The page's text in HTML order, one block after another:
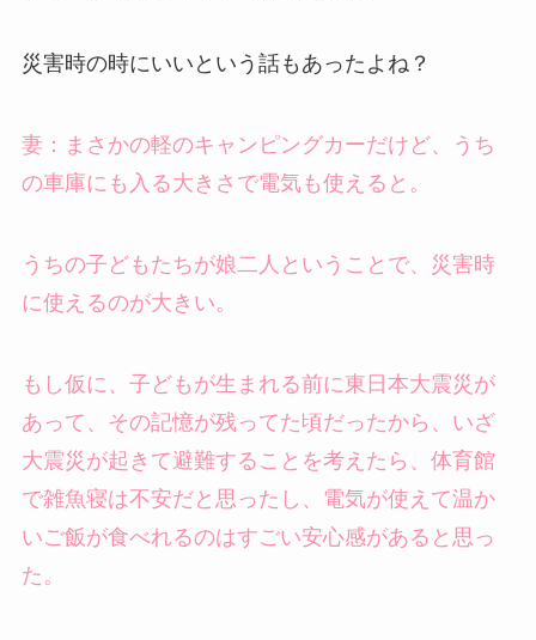
災害時の時にいいという話もあったよね？
妻：まさかの軽のキャンピングカーだけど、うち
の車庫にも入る大きさで電気も使えると。
うちの子どもたちが娘二人ということで、災害時
に使えるのが大きい。
もし仮に、子どもが生まれる前に東日本大震災が
あって、その記憶が残ってた頃だったから、いざ
大震災が起きて避難することを考えたら、体育館
で雑魚寝は不安だと思ったし、電気が使えて温か
いご飯が食べれるのはすごい安心感があると思っ
た。